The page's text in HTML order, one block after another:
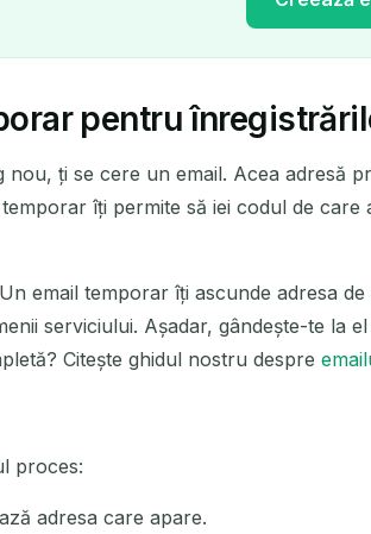
Adresa ta de
Șterge selectat
Următoarea
pentru
ți se cere un email. Acea adresă
îți permite să iei codul de
email temporar îți ascunde adresa
serviciului. Așadar, gândește-te
Citește ghidul nostru despre
proces:
adresa care apare.